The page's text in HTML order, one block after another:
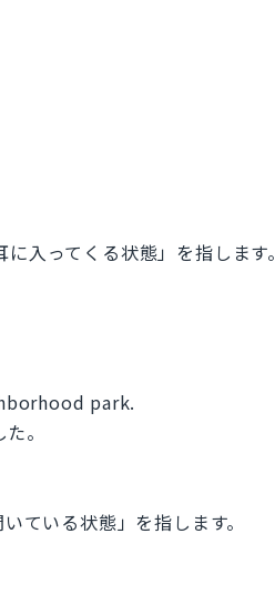
入ってくる状態」を指します。
park.
。
ている状態」を指します。